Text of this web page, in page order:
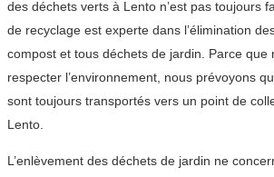
des déchets verts à Lento n’est pas toujours
de recyclage est experte dans l’élimination
compost et tous déchets de jardin. Parce que
respecter l’environnement, nous prévoyons
sont toujours transportés vers un point de
Lento.
L’enlèvement des déchets de jardin ne